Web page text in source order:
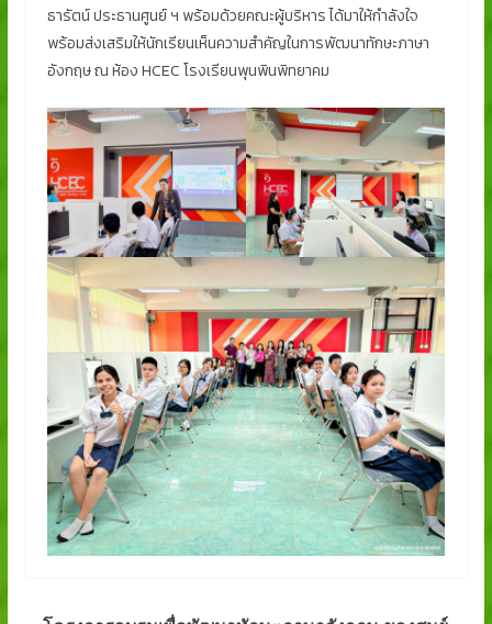
ธารัตน์ ประธานศูนย์ ฯ พร้อมด้วยคณะผู้บริหาร ได้มาให้กำลังใจ
พร้อมส่งเสริมให้นักเรียนเห็นความสำคัญในการพัฒนาทักษะภาษา
อังกฤษ ณ ห้อง HCEC โรงเรียนพุนพินพิทยาคม